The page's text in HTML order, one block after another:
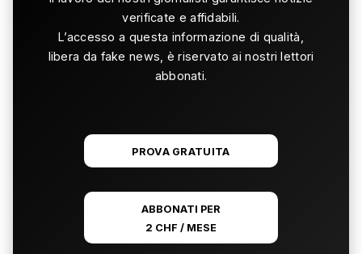
verificate e affidabili.
L’accesso a questa informazione di qualità,
libera da fake news, è riservato ai nostri lettori
abbonati.
PROVA GRATUITA
ABBONATI PER
2 CHF / MESE